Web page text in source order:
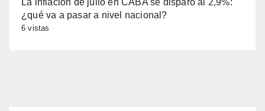
¿qué va a pasar a nivel nacional?
6 vistas